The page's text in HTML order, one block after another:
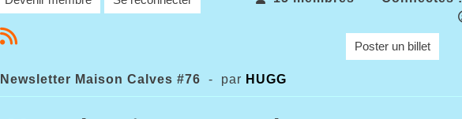
Poster un billet
Newsletter Maison Calves #76 - par HUGG